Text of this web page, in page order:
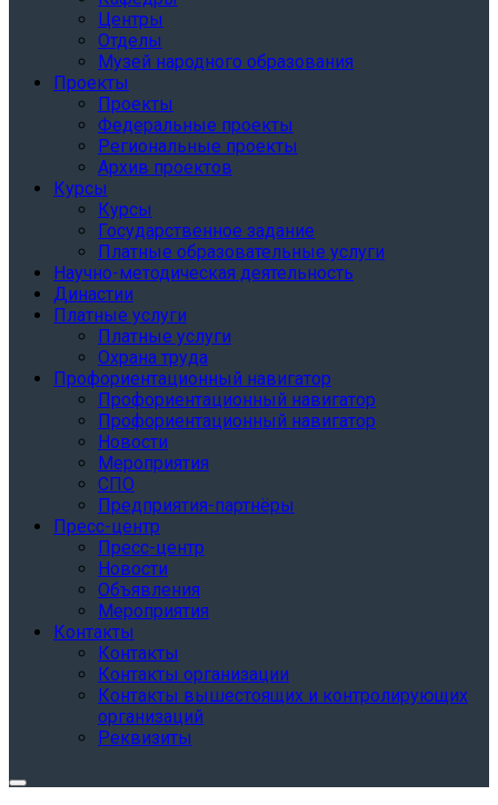
Центры
Отделы
Музей народного образования
Проекты
Проекты
Федеральные проекты
Региональные проекты
Архив проектов
Курсы
Курсы
Государственное задание
Платные образовательные услуги
Научно-методическая деятельность
Династии
Платные услуги
Платные услуги
Охрана труда
Профориентационный навигатор
Профориентационный навигатор
Профориентационный навигатор
Новости
Мероприятия
СПО
Предприятия-партнёры
Пресс-центр
Пресс-центр
Новости
Объявления
Мероприятия
Контакты
Контакты
Контакты организации
Контакты вышестоящих и контролирующих
организаций
Реквизиты